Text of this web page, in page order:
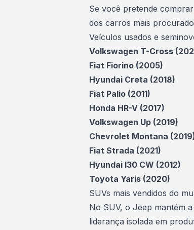
Se você pretende
dos carros mais
Veículos usados e
Volkswagen T-Cross
Fiat Fiorino (2005)
Hyundai Creta (2018)
Fiat Palio (2011)
Honda HR-V (2017)
Volkswagen Up (2019)
Chevrolet Montana
Fiat Strada (2021)
Hyundai I30 CW (2012)
Toyota Yaris (2020)
SUVs mais vendidos do
No SUV, o Jeep mantém
liderança isolada em